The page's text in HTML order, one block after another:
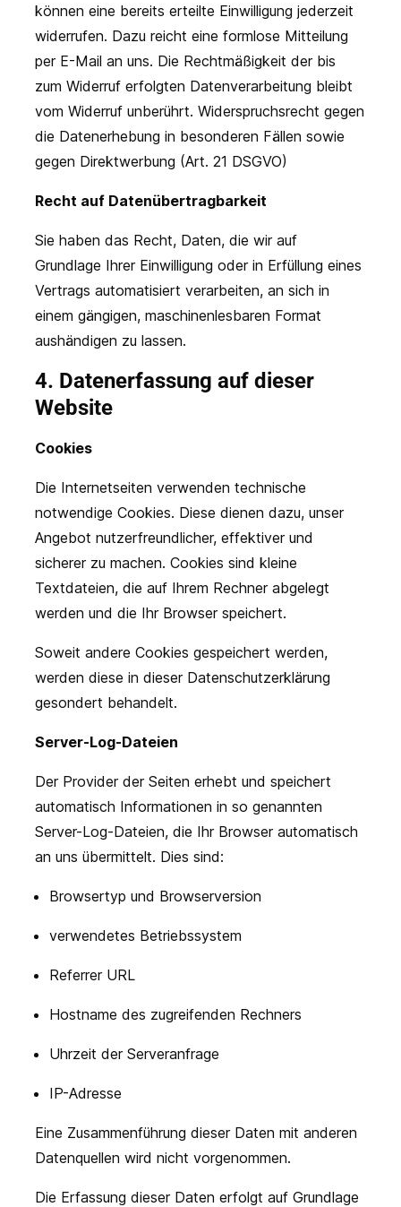
können eine bereits erteilte Einwilligung jederzeit
widerrufen. Dazu reicht eine formlose Mitteilung
per E-Mail an uns. Die Rechtmäßigkeit der bis
zum Widerruf erfolgten Datenverarbeitung bleibt
vom Widerruf unberührt. Widerspruchsrecht gegen
die Datenerhebung in besonderen Fällen sowie
gegen Direktwerbung (Art. 21 DSGVO)
Recht auf Datenübertragbarkeit
Sie haben das Recht, Daten, die wir auf
Grundlage Ihrer Einwilligung oder in Erfüllung eines
Vertrags automatisiert verarbeiten, an sich in
einem gängigen, maschinenlesbaren Format
aushändigen zu lassen.
4. Datenerfassung auf dieser
Website
Cookies
Die Internetseiten verwenden technische
notwendige Cookies. Diese dienen dazu, unser
Angebot nutzerfreundlicher, effektiver und
sicherer zu machen. Cookies sind kleine
Textdateien, die auf Ihrem Rechner abgelegt
werden und die Ihr Browser speichert.
Soweit andere Cookies gespeichert werden,
werden diese in dieser Datenschutzerklärung
gesondert behandelt.
Server-Log-Dateien
Der Provider der Seiten erhebt und speichert
automatisch Informationen in so genannten
Server-Log-Dateien, die Ihr Browser automatisch
an uns übermittelt. Dies sind:
Browsertyp und Browserversion
verwendetes Betriebssystem
Referrer URL
Hostname des zugreifenden Rechners
Uhrzeit der Serveranfrage
IP-Adresse
Eine Zusammenführung dieser Daten mit anderen
Datenquellen wird nicht vorgenommen.
Die Erfassung dieser Daten erfolgt auf Grundlage